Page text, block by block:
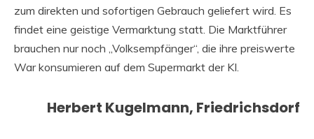
zum direkten und sofortigen Gebrauch geliefert wird. Es
findet eine geistige Vermarktung statt. Die Marktführer
brauchen nur noch „Volksempfänger“, die ihre preiswerte
War konsumieren auf dem Supermarkt der KI.
Herbert Kugelmann, Friedrichsdorf